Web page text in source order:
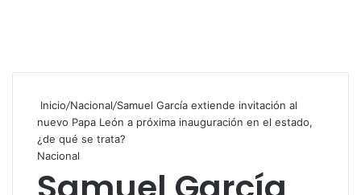
Inicio/Nacional/Samuel García extiende invitación al
nuevo Papa León a próxima inauguración en el estado,
¿de qué se trata?
Nacional